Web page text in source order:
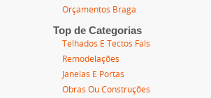
Orçamentos Braga
Top de Categorias
Telhados E Tectos Fals
Remodelações
Janelas E Portas
Obras Ou Construções